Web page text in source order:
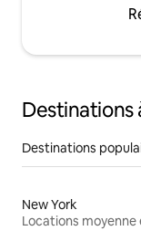
Destinations
Destinations
New York